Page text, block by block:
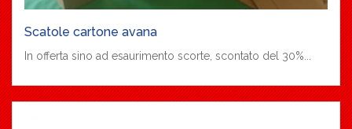
Scatole cartone avana
In offerta sino ad esaurimento scorte, scontato del 30%...